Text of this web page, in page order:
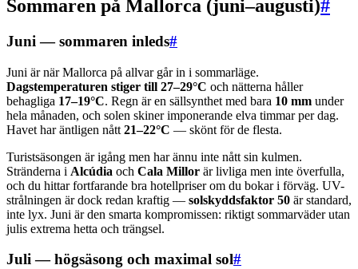
Sommaren på Mallorca (juni–augusti)#
Juni — sommaren inleds#
Juni är när Mallorca på allvar går in i sommarläge.
Dagstemperaturen stiger till 27–29°C och nätterna håller
behagliga 17–19°C. Regn är en sällsynthet med bara 10 mm under
hela månaden, och solen skiner imponerande elva timmar per dag.
Havet har äntligen nått 21–22°C — skönt för de flesta.
Turistsäsongen är igång men har ännu inte nått sin kulmen.
Stränderna i Alcúdia och Cala Millor är livliga men inte överfulla,
och du hittar fortfarande bra hotellpriser om du bokar i förväg. UV-
strålningen är dock redan kraftig — solskyddsfaktor 50 är standard,
inte lyx. Juni är den smarta kompromissen: riktigt sommarväder utan
julis extrema hetta och trängsel.
Juli — högsäsong och maximal sol#